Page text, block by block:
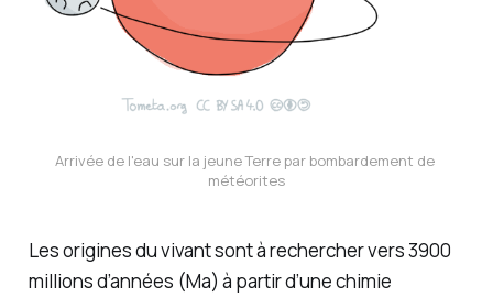
Arrivée de l'eau sur la jeune Terre par bombardement de
météorites
Les origines du vivant sont à rechercher vers 3900
millions d’années (Ma) à partir d’une chimie